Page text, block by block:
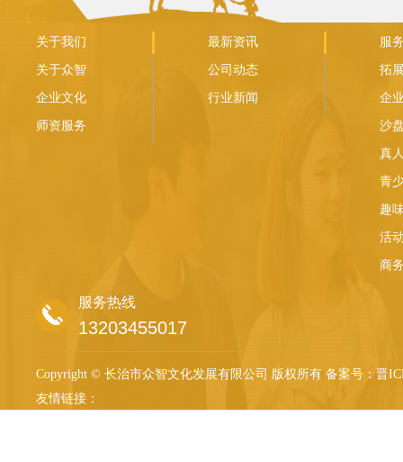
关于我们
关于众智
企业文化
师资服务
最新资讯
公司动态
行业新闻
服
拓
企
沙
真
青
趣
活
商
服务热线
13203455017
Copyright © 长治市众智文化发展有限公司 版权所有 备案号：晋
友情链接：